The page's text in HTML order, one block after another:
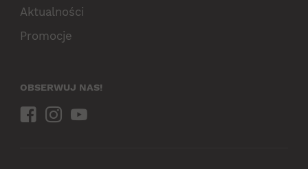
Aktualności
Promocje
OBSERWUJ NAS!